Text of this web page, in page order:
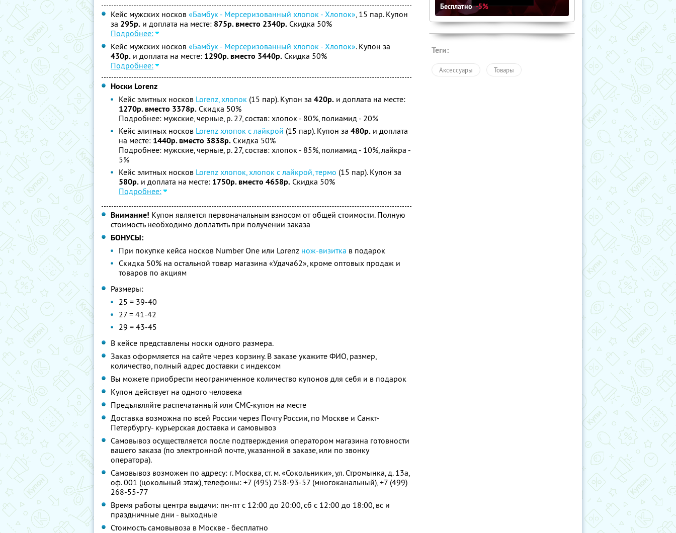
Кейс мужских носков «Бамбук - Мерсеризованный хлопок - Хлопок», 15 пар. Купон
за 295р. и доплата на месте: 875р. вместо 2340р. Скидка 50%
Подробнее:
Кейс мужских носков «Бамбук - Мерсеризованный хлопок - Хлопок». Купон за
430р. и доплата на месте: 1290р. вместо 3440р. Скидка 50%
Подробнее:
Носки Lorenz
Кейс элитных носков Lorenz, хлопок (15 пар). Купон за 420р. и доплата на месте:
1270р. вместо 3378р. Скидка 50%
Подробнее: мужские, черные, р. 27, состав: хлопок - 80%, полиамид - 20%
Кейс элитных носков Lorenz хлопок с лайкрой (15 пар). Купон за 480р. и доплата
на месте: 1440р. вместо 3838р. Скидка 50%
Подробнее: мужские, черные, р. 27, состав: хлопок - 85%, полиамид - 10%, лайкра -
5%
Кейс элитных носков Lorenz хлопок, хлопок с лайкрой, термо (15 пар). Купон за
580р. и доплата на месте: 1750р. вместо 4658р. Скидка 50%
Подробнее:
Внимание! Купон является первоначальным взносом от общей стоимости. Полную
стоимость необходимо доплатить при получении заказа
БОНУСЫ:
При покупке кейса носков Number One или Lorenz нож-визитка в подарок
Скидка 50% на остальной товар магазина «Удача62», кроме оптовых продаж и
товаров по акциям
Размеры:
25 = 39-40
27 = 41-42
29 = 43-45
В кейсе представлены носки одного размера.
Заказ оформляется на сайте через корзину. В заказе укажите ФИО, размер,
количество, полный адрес доставки с индексом
Вы можете приобрести неограниченное количество купонов для себя и в подарок
Купон действует на одного человека
Предъявляйте распечатанный или СМС-купон на месте
Доставка возможна по всей России через Почту России, по Москве и Санкт-
Петербургу- курьерская доставка и самовывоз
Самовывоз осуществляется после подтверждения оператором магазина готовности
вашего заказа (по электронной почте, указанной в заказе, или по звонку
оператора).
Самовывоз возможен по адресу: г. Москва, ст. м. «Сокольники», ул. Стромынка, д. 13а,
оф. 001 (цокольный этаж), телефоны: +7 (495) 258-93-57 (многоканальный), +7 (499)
268-55-77
Время работы центра выдачи: пн-пт с 12:00 до 20:00, сб с 12:00 до 18:00, вс и
праздничные дни - выходные
Стоимость самовывоза в Москве - бесплатно
Бесплатно -5%
Теги:
Аксессуары Товары